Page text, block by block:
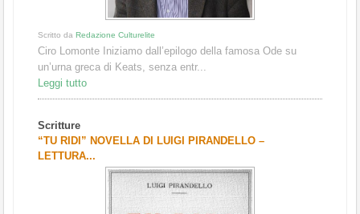
Scritto da Redazione Culturelite
Ciro Lomonte Iniziamo dall’epilogo della famosa Ode su
un’urna greca di Keats, senza entr...
Leggi tutto
Scritture
“TU RIDI” NOVELLA DI LUIGI PIRANDELLO –
LETTURA...